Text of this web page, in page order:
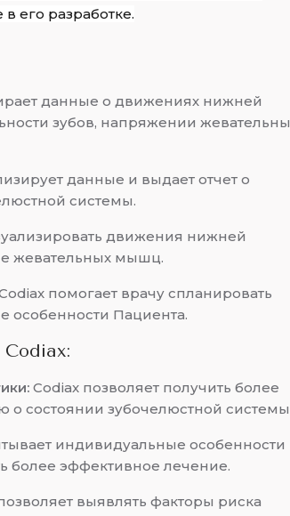
его разработке.
данные о движениях нижней
зубов, напряжении
данные и выдает отчет о
системы.
движения нижней
жевательных мышц.
помогает врачу спланировать
особенности Пациента.
Codiax позволяет получить более
состоянии зубочелюстной
индивидуальные особенности
более эффективное лечение.
выявлять факторы риска